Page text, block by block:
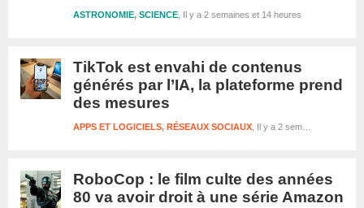
Il y a 2 semaines et 14 heures
ASTRONOMIE, SCIENCE
TikTok est envahi de contenus
générés par l’IA, la plateforme prend
des mesures
Il y a 2 semaines et 14 heures
APPS ET LOGICIELS, RÉSEAUX SOCIAUX
RoboCop : le film culte des années
80 va avoir droit à une série Amazon